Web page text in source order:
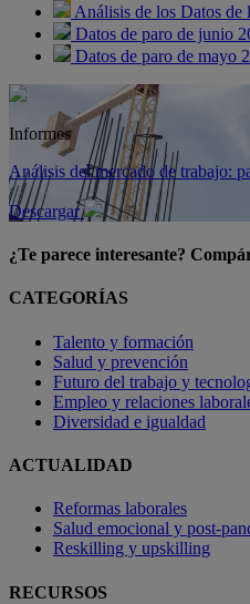
Análisis de los Datos de
Datos de paro de junio
Datos de paro de mayo
Informes
Análisis del mercado de trabajo:
Descargar
¿Te parece interesante?
CATEGORÍAS
Talento y formación
Salud y prevención
Futuro del trabajo y
Empleo y relaciones
Diversidad e igualdad
ACTUALIDAD
Reformas laborales
Salud emocional y post-
Reskilling y upskilling
RECURSOS